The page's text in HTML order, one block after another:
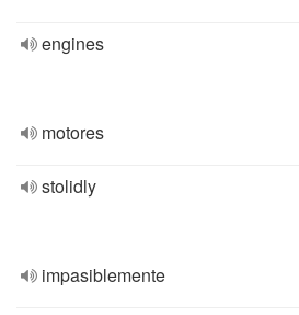
engines
motores
stolidly
impasiblemente